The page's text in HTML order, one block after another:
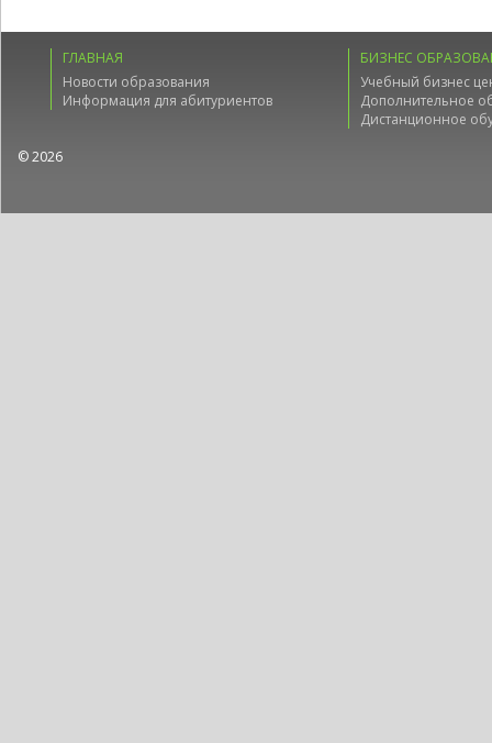
ГЛАВНАЯ
Новости образования
Информация для абитуриентов
БИЗНЕС
Учебный бизнес
Дополнительное
Дистанционное
© 2026